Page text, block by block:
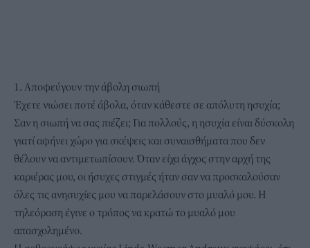
1. Αποφεύγουν την άβολη σιωπή
Έχετε νιώσει ποτέ άβολα, όταν κάθεστε σε απόλυτη ησυχία;
Σαν η σιωπή να σας πιέζει; Για πολλούς, η ησυχία είναι δύσκολη
γιατί αφήνει χώρο για σκέψεις και συναισθήματα που δεν
θέλουν να αντιμετωπίσουν. Όταν είχα άγχος στην αρχή της
καριέρας μου, οι ήσυχες στιγμές ήταν σαν να προσκαλούσαν
όλες τις ανησυχίες μου να παρελάσουν στο μυαλό μου. Η
τηλεόραση έγινε ο τρόπος να κρατώ το μυαλό μου
απασχολημένο.